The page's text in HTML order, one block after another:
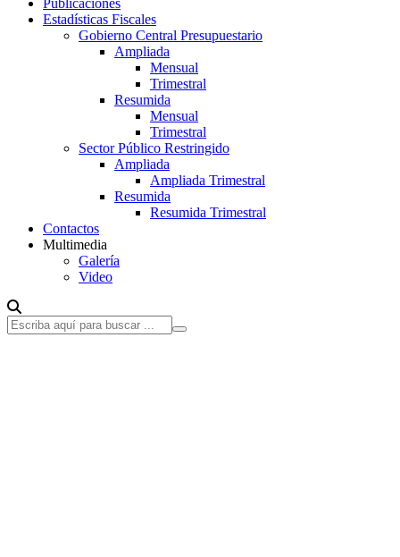
Publicaciones
Estadísticas Fiscales
Gobierno Central Presupuestario
Ampliada
Mensual
Trimestral
Resumida
Mensual
Trimestral
Sector Público Restringido
Ampliada
Ampliada Trimestral
Resumida
Resumida Trimestral
Contactos
Multimedia
Galería
Video